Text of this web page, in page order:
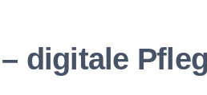
digitale